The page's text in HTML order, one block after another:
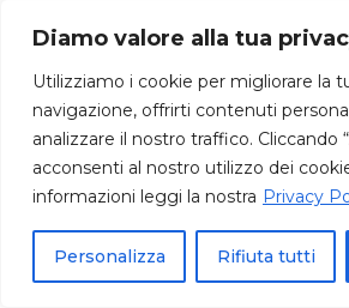
Diamo valore alla tua
Utilizziamo i cookie per migliorare la
navigazione, offrirti contenuti
analizzare il nostro traffico. Cliccando
acconsenti al nostro utilizzo dei
informazioni leggi la nostra Privacy
Personalizza Rifiuta tutti
pensavano lei fosse una strega
insieme allegramente.
Lettere Mensili|marzo 2003
LASCIA UN COMMENTO